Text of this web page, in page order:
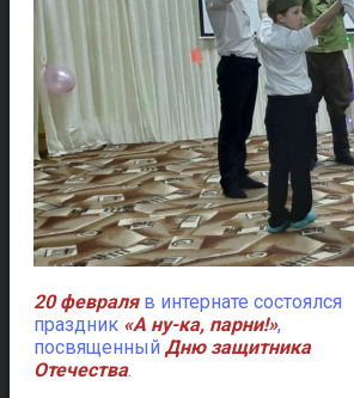
20 февраляв интернате состоялся
праздник «А ну-ка, парни!»,
посвященный Дню защитника
Отечества.